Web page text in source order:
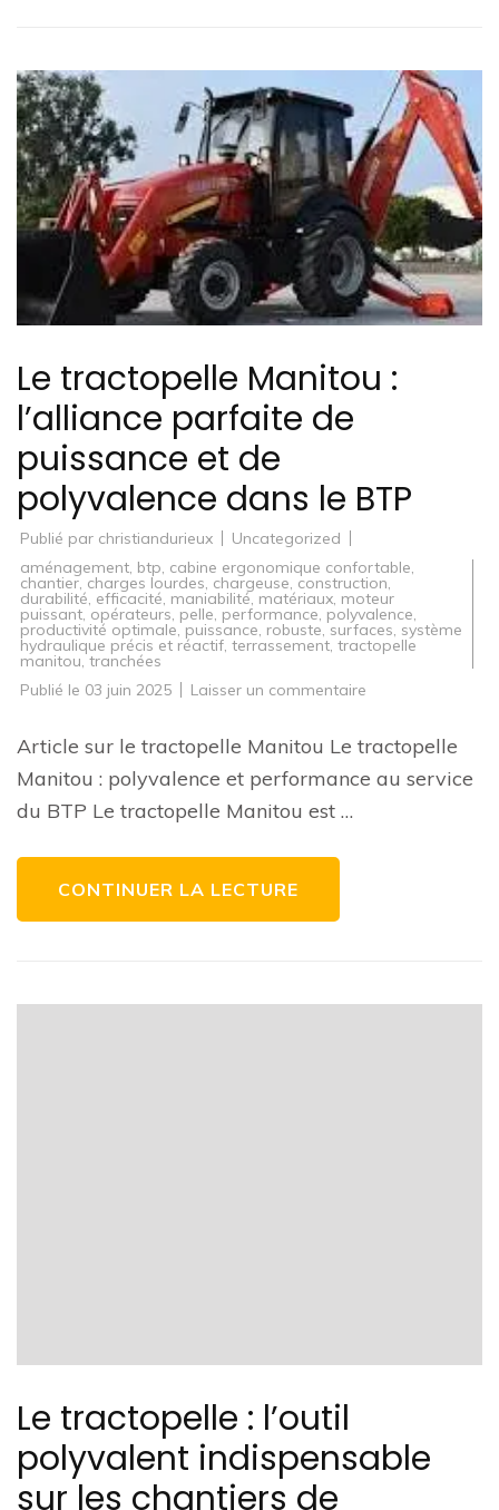
Le tractopelle Manitou :
l’alliance parfaite de
puissance et de
polyvalence dans le BTP
Publié par christiandurieux
Uncategorized
aménagement, btp, cabine ergonomique confortable,
chantier, charges lourdes, chargeuse, construction,
durabilité, efficacité, maniabilité, matériaux, moteur
puissant, opérateurs, pelle, performance, polyvalence,
productivité optimale, puissance, robuste,surfaces, système
hydraulique précis et réactif, terrassement, tractopelle
manitou,tranchées
Publié le 03 juin 2025 Laisser un commentaire
Manitou
:
parfaite
Article sur le tractopelle Manitou Le tractopelle
Manitou : polyvalence et performance au service
du BTP Le tractopelle Manitou est …
CONTINUER LA LECTURE
Le tractopelle : l’outil
polyvalent indispensable
sur les chantiers de